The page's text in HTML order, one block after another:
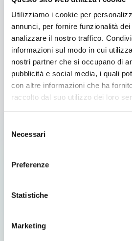
Utilizziamo i cookie per
annunci, per fornire funzionalità
analizzare il nostro traffico.
informazioni sul modo in cui
nostri partner che si occupano di
pubblicità e social media, i quali
con altre informazioni che ha
raccolto dal suo utilizzo dei loro
all'informativa:
https://
delNecessari
Preferenze
Statistiche
Marketing
inoltre subito disponibili le
“chiave” alle persone interessate
dell’azienda;
3.Permettere agli agenti di
maggiormente sul cliente;
4.Con la creazione di un
può organizzare al meglio tutte
raccolte (comportamento,
vendita grazie a
una gestione puntuale
migliorando anche in termini di
Soluzione per Agenti di